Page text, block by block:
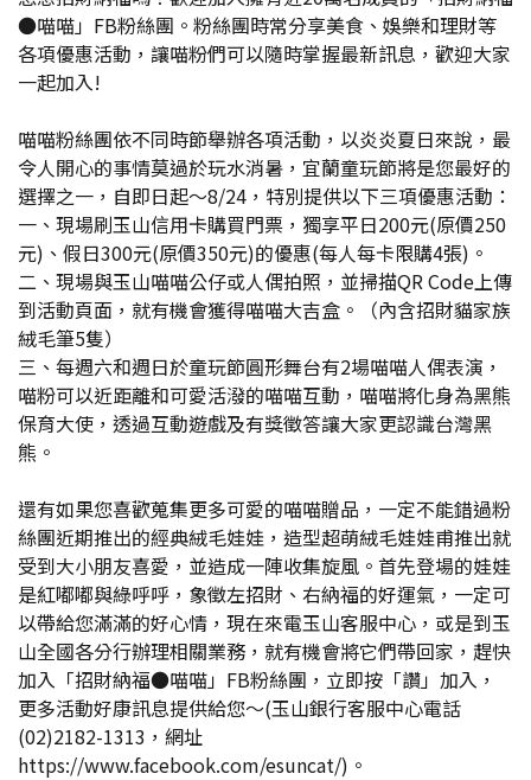
●喵喵」FB粉絲團。粉絲團時常分享美食、娛樂和理財等
各項優惠活動，讓喵粉們可以隨時掌握最新訊息，歡迎大家
一起加入!
喵喵粉絲團依不同時節舉辦各項活動，以炎炎夏日來說，最
令人開心的事情莫過於玩水消暑，宜蘭童玩節將是您最好的
選擇之一，自即日起～8/24，特別提供以下三項優惠活動：
一、現場刷玉山信用卡購買門票，獨享平日200元(原價250
元)、假日300元(原價350元)的優惠(每人每卡限購4張)。
二、現場與玉山喵喵公仔或人偶拍照，並掃描QR Code上傳
到活動頁面，就有機會獲得喵喵大吉盒。（內含招財貓家族
絨毛筆5隻）
三、每週六和週日於童玩節圓形舞台有2場喵喵人偶表演，
喵粉可以近距離和可愛活潑的喵喵互動，喵喵將化身為黑熊
保育大使，透過互動遊戲及有獎徵答讓大家更認識台灣黑
熊。
還有如果您喜歡蒐集更多可愛的喵喵贈品，一定不能錯過粉
絲團近期推出的經典絨毛娃娃，造型超萌絨毛娃娃甫推出就
受到大小朋友喜愛，並造成一陣收集旋風。首先登場的娃娃
是紅嘟嘟與綠呼呼，象徵左招財、右納福的好運氣，一定可
以帶給您滿滿的好心情，現在來電玉山客服中心，或是到玉
山全國各分行辦理相關業務，就有機會將它們帶回家，趕快
加入「招財納福●喵喵」FB粉絲團，立即按「讚」加入，
更多活動好康訊息提供給您～(玉山銀行客服中心電話
(02)2182-1313，網址
https://www.facebook.com/esuncat/)。